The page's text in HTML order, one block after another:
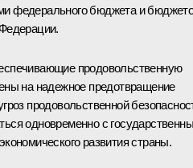
федерального бюджета и
продовольственную
на надежное предотвращение
продовольственной
одновременно с
развития страны.